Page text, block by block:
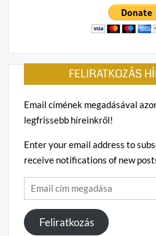
FELIRATKOZÁS
Email címének megadásával
legfrissebb híreinkről!
Enter your email address to
receive notifications of new
Email
cím
megadása
Feliratkozás